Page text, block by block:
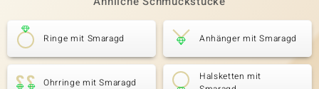
Ringe mit Smaragd Anhänger mit Smaragd
Ohrringe mit Smaragd
Halsketten mit